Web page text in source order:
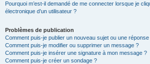
Pourquoi m’est-il demandé de me connecter lorsque je
électronique d’un utilisateur ?
Problèmes de publication
Comment puis-je publier un nouveau sujet ou une réponse
Comment puis-je modifier ou supprimer un message ?
Comment puis-je insérer une signature à mon message ?
Comment puis-je créer un sondage ?